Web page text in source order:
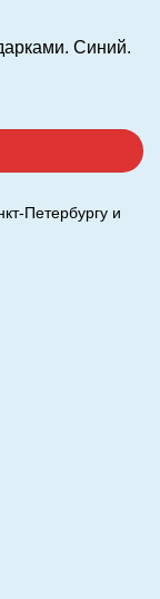
Синий.
Дед Мороз с
Петербургу и